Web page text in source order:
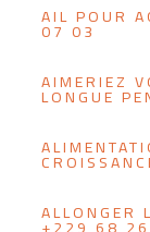
AIL POUR
07 03
AIMERIEZ
LONGUE
ALLONGER